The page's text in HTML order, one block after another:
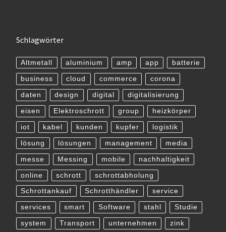
Schlagwörter
Altmetall aluminium amp app batterie
business cloud commerce corona
daten design digital digitalisierung
eisen Elektroschrott group heizkörper
iot kabel kunden kupfer logistik
lösung lösungen management media
messe Messing mobile nachhaltigkeit
online schrott schrottabholung
Schrottankauf Schrotthändler service
services smart Software stahl Studie
system Transport unternehmen zink